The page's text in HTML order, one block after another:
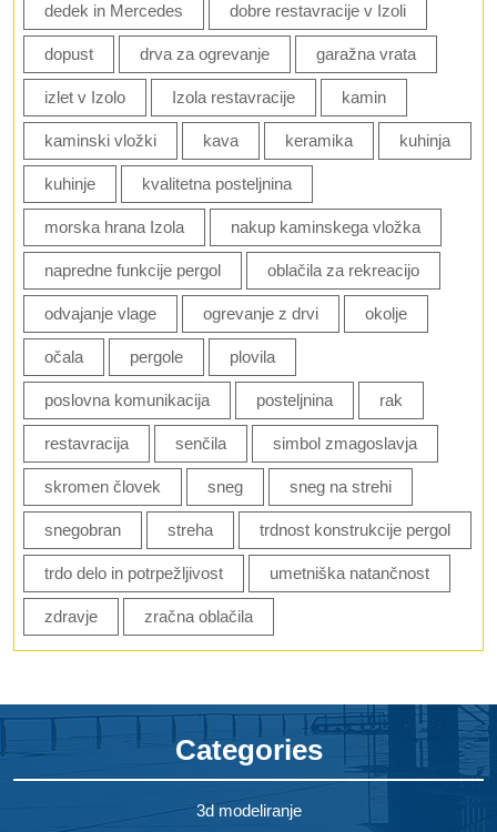
dedek in Mercedes dobre restavracije v Izoli
dopust drva za ogrevanje garažna vrata
izlet v Izolo Izola restavracije kamin
kaminski vložki kava keramika kuhinja
kuhinje kvalitetna posteljnina
morska hrana Izola nakup kaminskega vložka
napredne funkcije pergol oblačila za rekreacijo
odvajanje vlage ogrevanje z drvi okolje
očala pergole plovila
poslovna komunikacija posteljnina rak
restavracija senčila simbol zmagoslavja
skromen človek sneg sneg na strehi
snegobran streha trdnost konstrukcije pergol
trdo delo in potrpežljivost umetniška natančnost
zdravje zračna oblačila
Categories
3d modeliranje